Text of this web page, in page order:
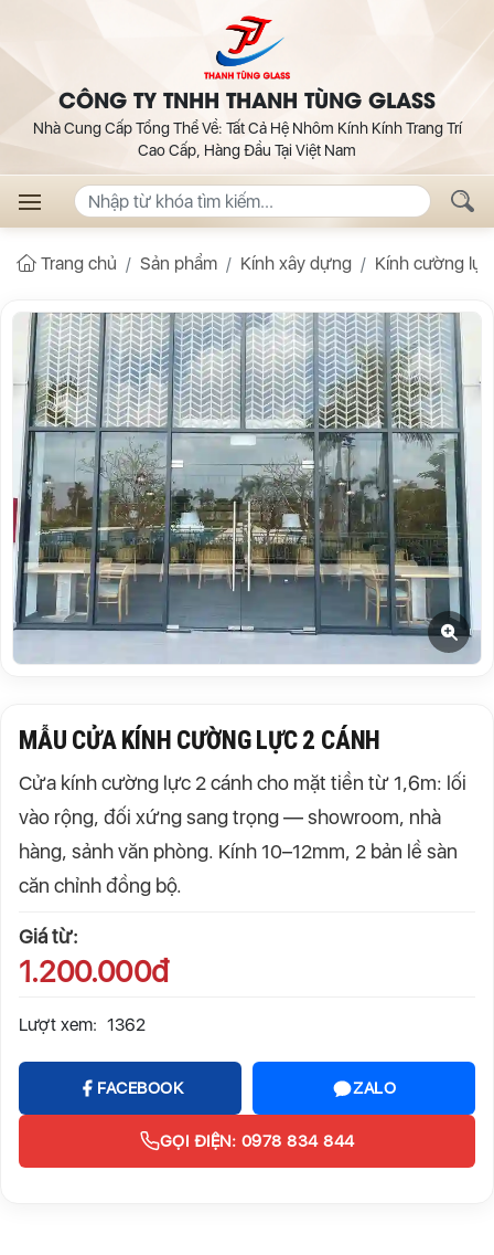
CÔNG TY TNHH THANH TÙNG GLASS
Nhà Cung Cấp Tổng Thể Về: Tất Cả Hệ Nhôm Kính Kính Trang Trí
Cao Cấp, Hàng Đầu Tại Việt Nam
Trang chủ Sản phẩm Kính xây dựng Kính cường lực
MẪU CỬA KÍNH CƯỜNG LỰC 2 CÁNH
Cửa kính cường lực 2 cánh cho mặt tiền từ 1,6m: lối
vào rộng, đối xứng sang trọng — showroom, nhà
hàng, sảnh văn phòng. Kính 10–12mm, 2 bản lề sàn
căn chỉnh đồng bộ.
Giá từ:
1.200.000đ
Lượt xem: 1362
FACEBOOK ZALO
GỌI ĐIỆN: 0978 834 844